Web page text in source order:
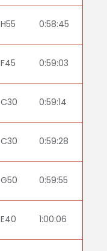
H55 0:58:45
F45 0:59:03
C30 0:59:14
C30 0:59:28
G50 0:59:55
E40 1:00:06